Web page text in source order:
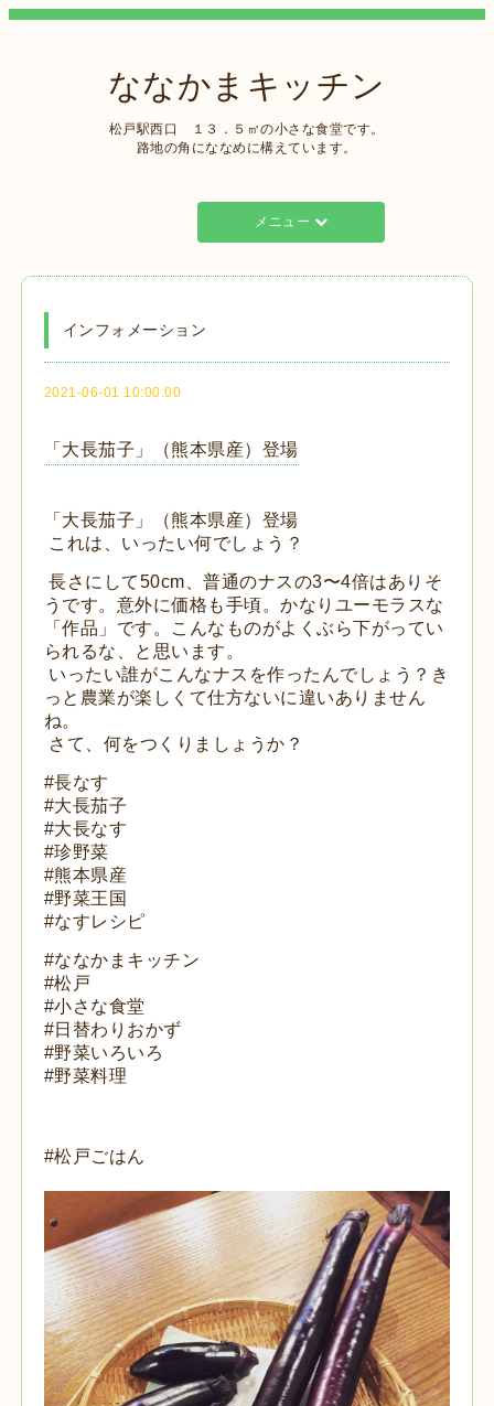
ななかまキッチン
松戸駅西口 １３．５㎡の小さな食堂です。
路地の角にななめに構えています。
メニュー
インフォメーション
2021-06-01 10:00:00
「大長茄子」（熊本県産）登場
「大長茄子」（熊本県産）登場
これは、いったい何でしょう？
長さにして50cm、普通のナスの3〜4倍はありそ
うです。意外に価格も手頃。かなりユーモラスな
「作品」です。こんなものがよくぶら下がってい
られるな、と思います。
いったい誰がこんなナスを作ったんでしょう？き
っと農業が楽しくて仕方ないに違いありません
ね。
さて、何をつくりましょうか？
#長なす
#大長茄子
#大長なす
#珍野菜
#熊本県産
#野菜王国
#なすレシピ
#ななかまキッチン
#松戸
#小さな食堂
#日替わりおかず
#野菜いろいろ
#野菜料理
#松戸ごはん